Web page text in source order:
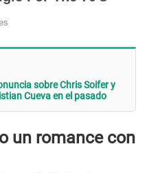
sobre Chris Soifer y
Cueva en el pasado
un romance con